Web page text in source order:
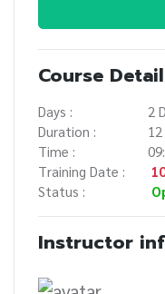
Course
Days :
2
Duration :
Time :
Training Date :
Status :
Instructor